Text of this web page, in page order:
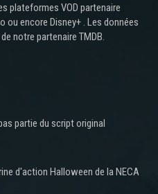
plateformes VOD partenaire
ou encore Disney+ . Les données
notre partenaire TMDB.
partie du script original
d'action Halloween de la NECA